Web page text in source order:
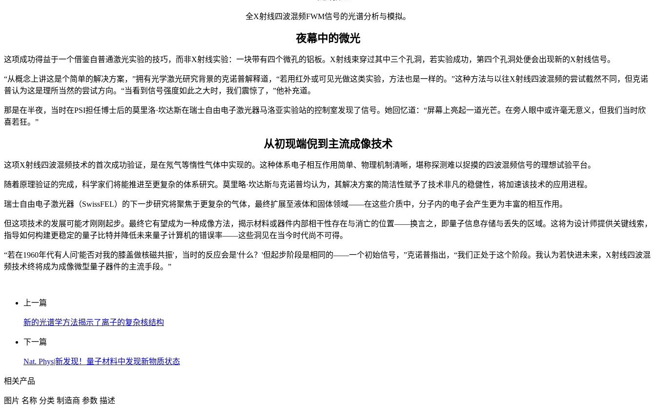
全X射线四波混频FWM信号的光谱分析与模拟。
夜幕中的微光
这项成功得益于一个借鉴自普通激光实验的技巧，而非X射线实验：一块带有四个微孔的铝板。X射线束穿过其中三个孔洞，若实验成功，第四个孔洞处便会出现新的X射线信号。
“从概念上讲这是个简单的解决方案，”拥有光学激光研究背景的克诺普解释道，“若用红外或可见光做这类实验， 方法也是一样的。”这种方法与以往X射线四波混频的尝试截然不同，但克诺
普认为这是理所当然的尝试方向。“当看到信号强度如此之大时，我们震惊了，”他补充道。
那是在半夜，当时在PSI担任博士后的莫里洛·坎达斯在瑞士自由电子激光器马洛亚实验站的控制室发现了信号。她回忆道：“屏幕上亮起一道光芒。在旁人眼中或许毫无意义，但我们当时欣
喜若狂。”
从初现端倪到主流成像技术
这项X射线四波混频技术的首次成功验证，是在氖气等惰性气体中实现的。这种体系电子相互作用简单、物理机制清晰，堪称探测难以捉摸的四波混频信号的理想试验平台。
随着原理验证的完成，科学家们将能推进至更复杂的体系研究。莫里略·坎达斯与克诺普均认为，其解决方案的简洁性赋予了技术非凡的稳健性，将加速该技术的应用进程。
瑞士自由电子激光器（SwissFEL）的下一步研究将聚焦于更复杂的气体，最终扩展至液体和固体领域——在这些介质中，分子内的电子会产生更为丰富的相互作用。
但这项技术的发展可能才刚刚起步。最终它有望成为一种成像方法，揭示材料或器件内部相干性存在与消亡的位置——换言之，即量子信息存储与丢失的区域。这将为设计师提供关键线索，
指导如何构建更稳定的量子比特并降低未来量子计算机的错误率——这些洞见在当今时代尚不可得。
“若在1960年代有人问'能否对我的膝盖做核磁共振'，当时的反应会是'什么？'但起步阶段是相同的——一个初始信号，”克诺普指出，“我们正处于这个阶段。我认为若快进未来，X射线四波混
频技术终将成为成像微型量子器件的主流手段。”
上一篇
新的光谱学方法揭示了离子的复杂核结构
下一篇
Nat. Phys|新发现！量子材料中发现新物质状态
相关产品
图片 名称 分类 制造商 参数 描述